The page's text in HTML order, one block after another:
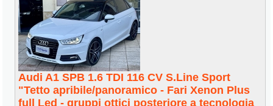
Audi A1 SPB 1.6 TDI 116 CV S.Line Sport
"Tetto apribile/panoramico - Fari Xenon Plus
full Led - gruppi ottici posteriore a tecnologia